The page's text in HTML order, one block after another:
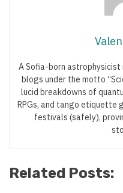
A Sofia-born astrophysicist
blogs under the motto
lucid breakdowns of
RPGs, and tango etiquette
festivals (safely),
Related Posts: